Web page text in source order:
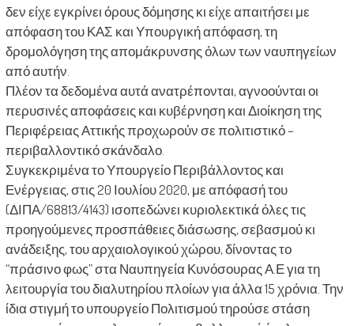
δεν είχε εγκρίνει όρους δόμησης κι είχε απαιτήσει με
απόφαση του ΚΑΣ και Υπουργική απόφαση, τη
δρομολόγηση της απομάκρυνσης όλων των ναυπηγείων
από αυτήν.
Πλέον τα δεδομένα αυτά ανατρέπονται, αγνοούνται οι
περυσινές αποφάσεις και κυβέρνηση και Διοίκηση της
Περιφέρειας Αττικής προχωρούν σε πολιτιστικό –
περιβαλλοντικό σκάνδαλο.
Συγκεκριμένα το Υπουργείο Περιβάλλοντος και
Ενέργειας, στις 20 Ιουλίου 2020, με απόφασή του
(ΔΙΠΑ/68813/4143) ισοπεδώνει κυριολεκτικά όλες τις
προηγούμενες προσπάθειες διάσωσης, σεβασμού κι
ανάδειξης, του αρχαιολογικού χώρου, δίνοντας το
“πράσινο φως” στα Ναυπηγεία Κυνόσουρας Α.Ε για τη
λειτουργία του διαλυτηρίου πλοίων για άλλα 15 χρόνια. Την
ίδια στιγμή το υπουργείο Πολιτισμού τηρούσε στάση